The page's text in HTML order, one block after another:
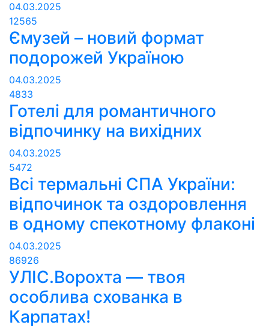
04.03.2025
12565
Ємузей – новий формат
подорожей Україною
04.03.2025
4833
Готелі для романтичного
відпочинку на вихідних
04.03.2025
5472
Всі термальні СПА України:
відпочинок та оздоровлення
в одному спекотному флаконі
04.03.2025
86926
УЛІС.Ворохта — твоя
особлива схованка в
Карпатах!